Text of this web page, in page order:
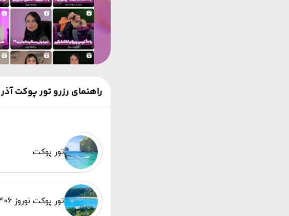
راهنمای رزرو تور پوکت آذر 1405 نهال گشت
تور پوکت
تور پوکت نوروز 1406